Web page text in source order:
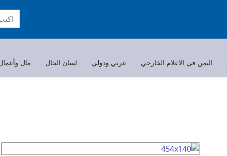
اليمن في الاعلام الخارجي عربي ودولي لسان الحال مال